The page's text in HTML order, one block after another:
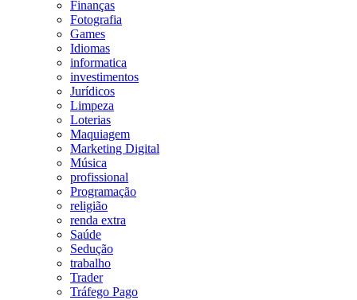
Finanças
Fotografia
Games
Idiomas
informatica
investimentos
Jurídicos
Limpeza
Loterias
Maquiagem
Marketing Digital
Música
profissional
Programação
religião
renda extra
Saúde
Sedução
trabalho
Trader
Tráfego Pago